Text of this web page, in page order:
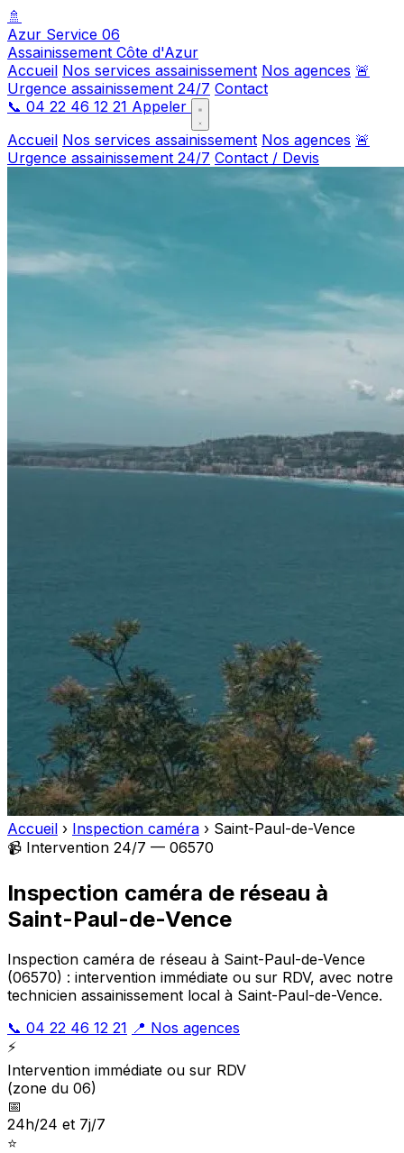
🚿
Azur Service 06
Assainissement Côte d'Azur
Accueil Nos services assainissement Nos agences 🚨
Urgence assainissement 24/7 Contact
📞 04 22 46 12 21 Appeler
Accueil Nos services assainissement Nos agences 🚨
Urgence assainissement 24/7 Contact / Devis
Accueil › Inspection caméra › Saint-Paul-de-Vence
📹 Intervention 24/7 — 06570
Inspection caméra de réseau à
Saint-Paul-de-Vence
Inspection caméra de réseau à Saint-Paul-de-Vence
(06570) : intervention immédiate ou sur RDV, avec notre
technicien assainissement local à Saint-Paul-de-Vence.
📞 04 22 46 12 21 📍 Nos agences
⚡
Intervention immédiate ou sur RDV
(zone du 06)
📅
24h/24 et 7j/7
⭐